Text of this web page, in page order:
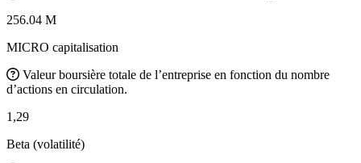
256.04 M
MICRO capitalisation
Valeur boursière totale de l’entreprise en fonction du nombre
d’actions en circulation.
1,29
Beta (volatilité)